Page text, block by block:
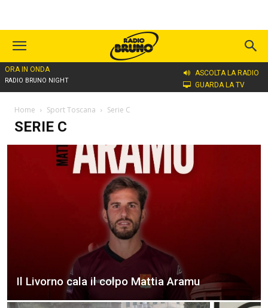
ORA IN ONDA
RADIO BRUNO NIGHT
ASCOLTA LA RADIO
GUARDA LA TV
Home Sport Toscana Serie C
SERIE C
Il Livorno cala il colpo Mattia Aramu